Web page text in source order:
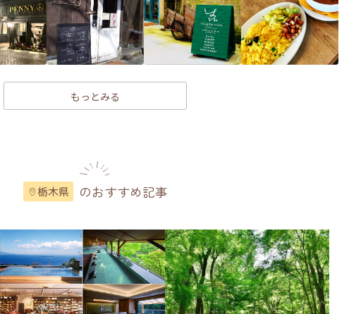
もっとみる
栃木県 のおすすめ記事